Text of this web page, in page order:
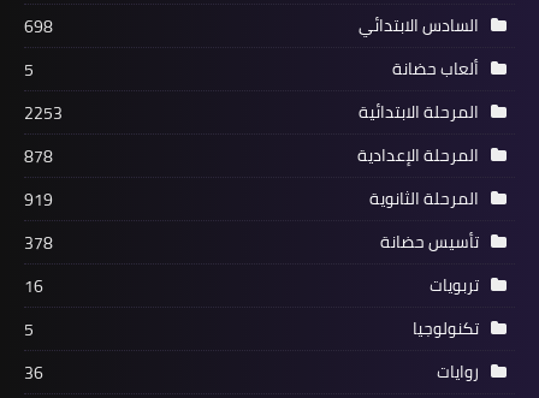
السادس الابتدائي
698
ألعاب حضانة
5
المرحلة الابتدائية
2253
المرحلة الإعدادية
878
المرحلة الثانوية
919
تأسيس حضانة
378
تربويات
16
تكنولوجيا
5
روايات
36